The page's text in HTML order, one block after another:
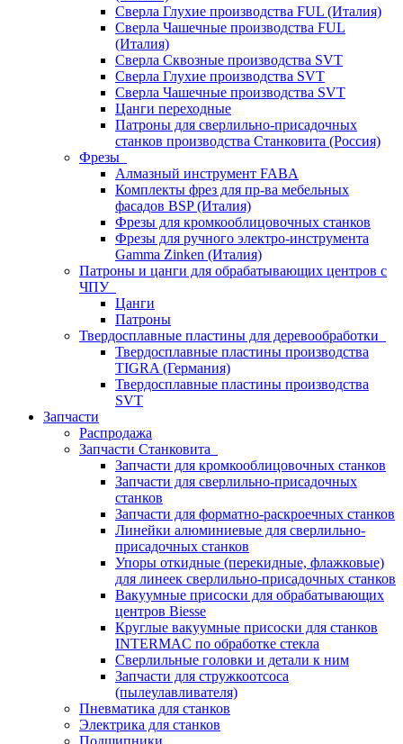
Сверла Глухие производства FUL (Италия)
Сверла Чашечные производства FUL
(Италия)
Сверла Сквозные производства SVT
Сверла Глухие производства SVT
Сверла Чашечные производства SVT
Цанги переходные
Патроны для сверлильно-присадочных
станков производства Станковита (Россия)
Фрезы
Алмазный инструмент FABA
Комплекты фрез для пр-ва мебельных
фасадов BSP (Италия)
Фрезы для кромкооблицовочных станков
Фрезы для ручного электро-инструмента
Gamma Zinken (Италия)
Патроны и цанги для обрабатывающих центров с
ЧПУ
Цанги
Патроны
Твердосплавные пластины для деревообработки
Твердосплавные пластины производства
TIGRA (Германия)
Твердосплавные пластины производства
SVT
Запчасти
Распродажа
Запчасти Станковита
Запчасти для кромкооблицовочных станков
Запчасти для сверлильно-присадочных
станков
Запчасти для форматно-раскроечных станков
Линейки алюминиевые для сверлильно-
присадочных станков
Упоры откидные (перекидные, флажковые)
для линеек сверлильно-присадочных станков
Вакуумные присоски для обрабатывающих
центров Biesse
Круглые вакуумные присоски для станков
INTERMAC по обработке стекла
Сверлильные головки и детали к ним
Запчасти для стружкоотсоса
(пылеулавливателя)
Пневматика для станков
Электрика для станков
Подшипники